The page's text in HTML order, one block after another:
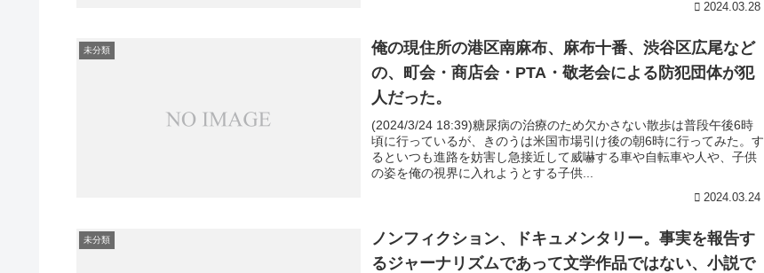
2024.03.28
未分類
俺の現住所の港区南麻布、麻布十番、渋谷区広尾など
の、町会・商店会・PTA・敬老会による防犯団体が犯
人だった。
(2024/3/24 18:39)糖尿病の治療のため欠かさない散歩は普段午後6時
頃に行っているが、きのうは米国市場引け後の朝6時に行ってみた。す
るといつも進路を妨害し急接近して威嚇する車や自転車や人や、子供
の姿を俺の視界に入れようとする子供...
2024.03.24
未分類
ノンフィクション、ドキュメンタリー。事実を報告す
るジャーナリズムであって文学作品ではない、小説で